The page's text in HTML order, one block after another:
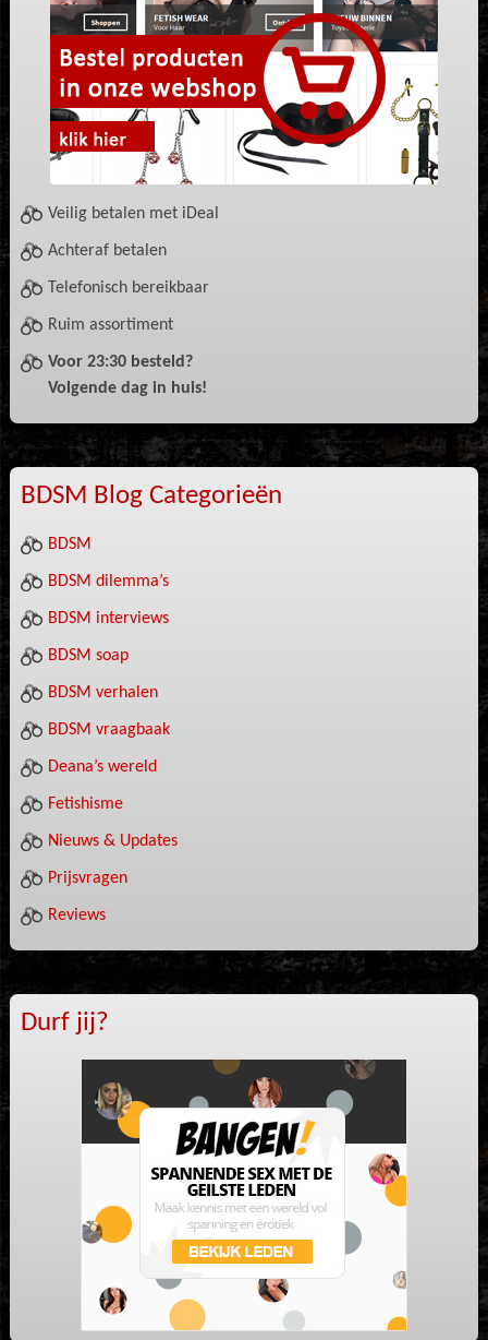
Veilig betalen met iDeal
Achteraf betalen
Telefonisch bereikbaar
Ruim assortiment
Voor 23:30 besteld?
Volgende dag in huis!
BDSM Blog Categorieën
BDSM
BDSM dilemma’s
BDSM interviews
BDSM soap
BDSM verhalen
BDSM vraagbaak
Deana’s wereld
Fetishisme
Nieuws & Updates
Prijsvragen
Reviews
Durf jij?